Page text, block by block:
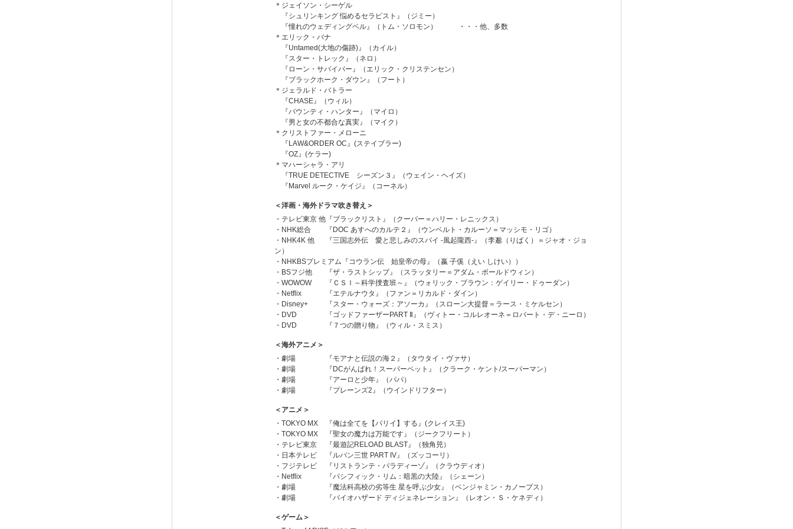
＊ジェイソン・シーゲル
『シュリンキング 悩めるセラピスト』（ジミー）
『憧れのウェディングベル』（トム・ソロモン） ・・・他、多数
＊エリック・バナ
『Untamed(大地の傷跡)』（カイル）
『スター・トレック』（ネロ）
『ローン・サバイバー』（エリック・クリステンセン）
『ブラックホーク・ダウン』（フート）
＊ジェラルド・バトラー
『CHASE』（ウィル）
『バウンティ・ハンター』（マイロ）
『男と女の不都合な真実』（マイク）
＊クリストファー・メローニ
『LAW&ORDER OC』(ステイブラー)
『OZ』(ケラー)
＊マハーシャラ・アリ
『TRUE DETECTIVE シーズン３』（ウェイン・ヘイズ）
『Marvel ルーク・ケイジ』（コーネル）
＜洋画・海外ドラマ吹き替え＞
・テレビ東京 他『ブラックリスト』（クーパー＝ハリー・レニックス）
・ NHK総合
『DOC あすへのカルテ２』（ウンベルト・カルーソ＝マッシモ・リゴ）
・ NHK4K 他
『三国志外伝 愛と悲しみのスパイ -風起隴西-』（李邈（りばく）＝ジャオ・ジョ
ン）
・NHKBSプレミアム『コウラン伝 始皇帝の母』（嬴 子傒（えい しけい））
・ BSフジ他
『ザ・ラストシップ』（スラッタリー＝アダム・ボールドウィン）
・ WOWOW
『ＣＳＩ～科学捜査班～』（ウォリック・ブラウン：ゲイリー・ドゥーダン）
・ Netflix
『エテルナウタ』（ファン＝リカルド・ダイン）
・ Disney+
『スター・ウォーズ：アソーカ』（スローン大提督＝ラース・ミケルセン）
・ DVD
『ゴッドファーザーPART Ⅱ』（ヴィトー・コルレオーネ＝ロバート・デ・ニーロ）
・ DVD 『７つの贈り物』（ウィル・スミス）
＜海外アニメ＞
・ 劇場
『モアナと伝説の海２』（タウタイ・ヴァサ）
・ 劇場
『DCがんばれ！スーパーペット』（クラーク・ケント/スーパーマン）
・ 劇場
『アーロと少年』（パパ）
・ 劇場 『プレーンズ2』（ウインドリフター）
＜アニメ＞
・ TOKYO MX
『俺は全てを【パリイ】する』(クレイス王)
・ TOKYO MX
『聖女の魔力は万能です』（ジークフリート）
・ テレビ東京
『最遊記RELOAD BLAST』（独角兕）
・ 日本テレビ
『ルパン三世 PART IV』（ズッコーリ）
・ フジテレビ
『リストランテ・パラディーゾ』（クラウディオ）
・ Netflix
『パシフィック・リム：暗黒の大陸』（シェーン）
・ 劇場
『魔法科高校の劣等生 星を呼ぶ少女』（ベンジャミン・カノープス）
・ 劇場 『バイオハザード ディジェネレーション』（レオン・Ｓ・ケネディ）
＜ゲーム＞